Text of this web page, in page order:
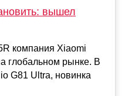
вышел
компания Xiaomi
глобальном рынке. В
G81 Ultra, новинка